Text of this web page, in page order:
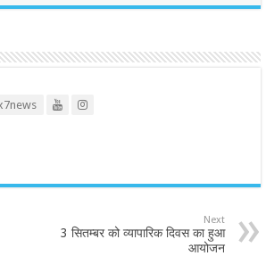
Next
3 सितम्बर को व्यापारिक दिवस का हुआ
आयोजन